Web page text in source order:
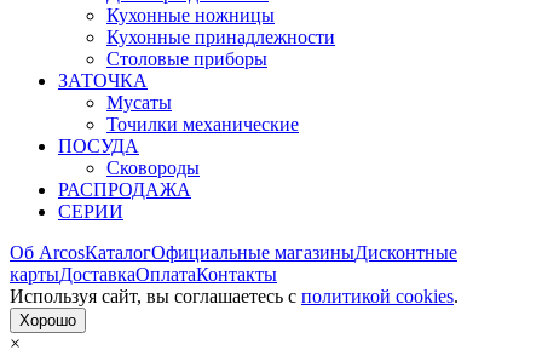
Кухонные ножницы
Кухонные принадлежности
Столовые приборы
ЗАТОЧКА
Мусаты
Точилки механические
ПОСУДА
Сковороды
РАСПРОДАЖА
СЕРИИ
Об ArcosКаталогОфициальные магазиныДисконтные
картыДоставкаОплатаКонтакты
Используя сайт, вы согла­шаетесь с политикой cookies.
Хорошо
×